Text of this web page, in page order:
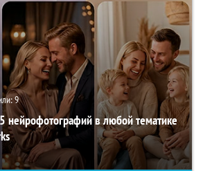
9
нейрофотографий в любой тематике